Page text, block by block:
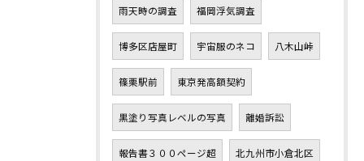
雨天時の調査 福岡浮気調査
博多区店屋町 宇宙服のネコ 八木山峠
篠栗駅前 東京発高額契約
黒塗り写真レベルの写真 離婚訴訟
報告書３００ページ超 北九州市小倉北区